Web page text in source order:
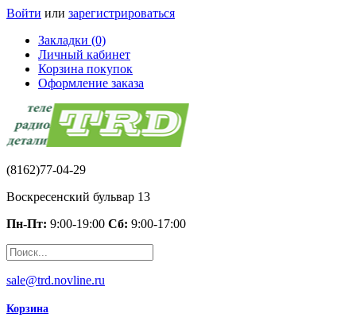
Войти или зарегистрироваться
Закладки (0)
Личный кабинет
Корзина покупок
Оформление заказа
(8162)77-04-29
Воскресенский бульвар 13
Пн-Пт: 9:00-19:00 Сб: 9:00-17:00
sale@trd.novline.ru
Корзина